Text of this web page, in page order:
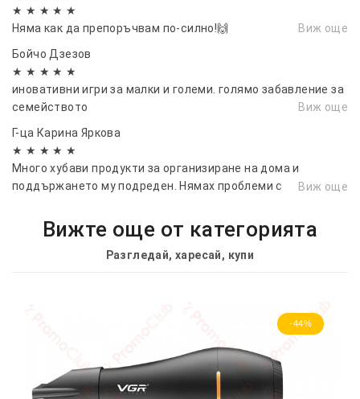
★ ★ ★ ★ ★
Няма как да препоръчвам по-силно!🙌
Виж още
Бойчо Дзезов
★ ★ ★ ★ ★
иновативни игри за малки и големи. голямо забавление за
семейството
Виж още
Г-ца Карина Яркова
★ ★ ★ ★ ★
Много хубави продукти за организиране на дома и
поддържането му подреден. Нямах проблеми с
Виж още
Вижте още от категорията
Разгледай, харесай, купи
-44%